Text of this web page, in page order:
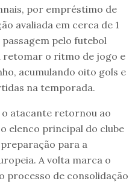
por empréstimo de
avaliada em cerca de 1
pelo futebol
retomar o ritmo de jogo e
acumulando oito gols e
na temporada.
atacante retornou ao
elenco principal do clube
para a
A volta marca o
processo de consolidação